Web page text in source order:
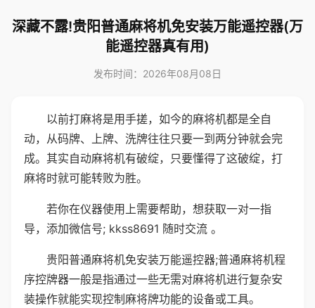
深藏不露!贵阳普通麻将机免安装万能遥控器(万
能遥控器真有用)
发布时间：2026年08月08日
以前打麻将是用手搓，如今的麻将机都是全自
动，从码牌、上牌、洗牌往往只要一到两分钟就会完
成。其实自动麻将机有破绽，只要懂得了这破绽，打
麻将时就可能转败为胜。
若你在仪器使用上需要帮助，想获取一对一指
导，添加微信号; kkss8691 随时交流 。
贵阳普通麻将机免安装万能遥控器;普通麻将机程
序控牌器一般是指通过一些无需对麻将机进行复杂安
装操作就能实现控制麻将牌功能的设备或工具。